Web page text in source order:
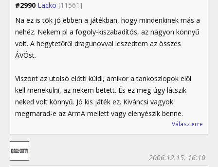
#2990 Lacko [11561]
Na ez is tök jó ebben a játékban, hogy mindenkinek más a
nehéz. Nekem pl a fogoly-kiszabadítós, az nagyon könnyű
volt. A hegytetőről dragunovval leszedtem az összes
ÁVÓst.
Viszont az utolsó előtti küldi, amikor a tankoszlopok elől
kell menekülni, az nekem betett. És ez meg úgy látszik
neked volt könnyű. Jó kis játék ez. Kiváncsi vagyok
megmarad-e az ArmA mellett vagy elenyészik benne.
Válasz erre
2006.12.15. 16:10